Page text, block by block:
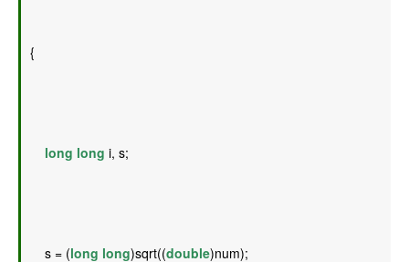
{
long long i, s;
s = (long long)sqrt((double)num);